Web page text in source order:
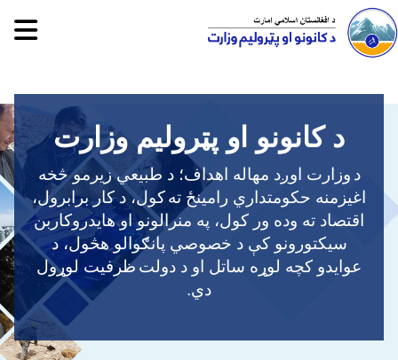
to
content
د کانونو او پټرولیم وزارت
د وزارت اوږد مهاله اهداف؛ د طبیعي زیرمو څخه
اغیزمنه حکومتداري رامینځ تهکول، د کار برابرول،
اقتصاد ته وده ور کول، په منرالونو او هايدروکاربن
سیکتورونو کې د خصوصي پانګوالو هڅول، د
عوایدو کچه لوړه ساتل او د دولت ظرفیت لوړول
دي.